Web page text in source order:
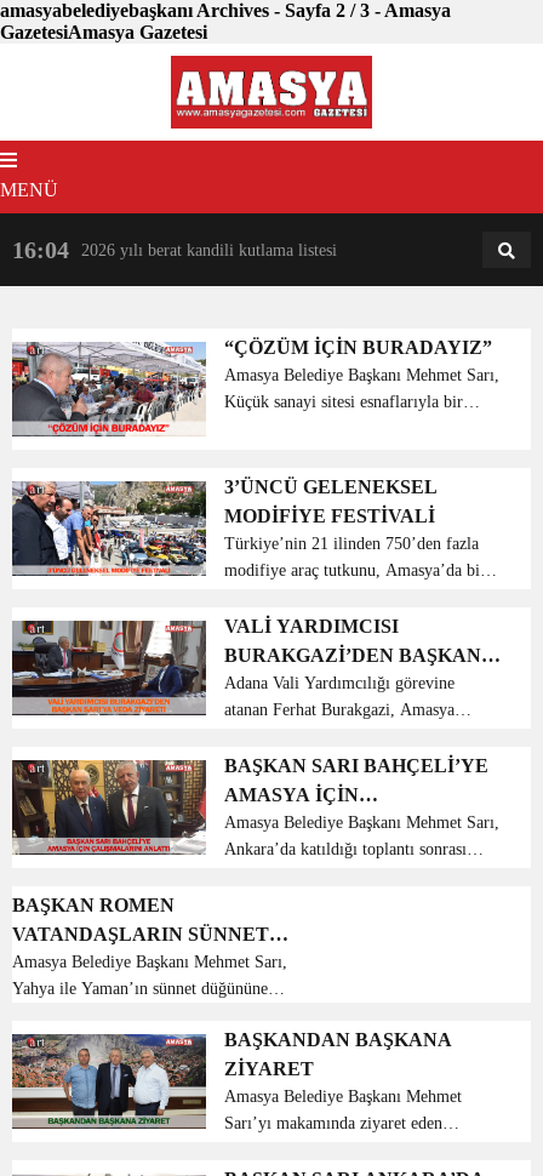
amasyabelediyebaşkanı Archives - Sayfa 2 / 3 - Amasya
GazetesiAmasya Gazetesi
MENÜ
16:04 2026 yılı berat kandili kutlama listesi 18:31
“ÇÖZÜM İÇİN BURADAYIZ”
Amasya Belediye Başkanı Mehmet Sarı,
Küçük sanayi sitesi esnaflarıyla bir
Başkanı Mehmet Sarı, Küçük sanayi
sitesi esnafları i...
3’ÜNCÜ GELENEKSEL
MODİFİYE FESTİVALİ
Türkiye’nin 21 ilinden 750’den fazla
modifiye araç tutkunu, Amasya’da bir
Mehmet Sarı, 3’üncü Geleneksel
Modifiye Festivaline katılarak
gençlerin...
VALİ YARDIMCISI
BURAKGAZİ’DEN BAŞKAN
SARI’YA VEDA ZİYARETİ
Adana Vali Yardımcılığı görevine
atanan Ferhat Burakgazi, Amasya
ziyareti gerçekleştirdi. İçişleri Bakanlığı
kararnamesi ile 5 yıldır yürüttüğü
Amasya Vali Yardımc...
BAŞKAN SARI BAHÇELİ’YE
AMASYA İÇİN
ÇALIŞMALARINI ANLATTI
Amasya Belediye Başkanı Mehmet Sarı,
Ankara’da katıldığı toplantı sonrası
Amasya Belediye Başkanı Mehmet Sarı,
Ankara’da gerçekl...
BAŞKAN ROMEN
VATANDAŞLARIN SÜNNET
DÜĞÜNÜNE KATILDI
Amasya Belediye Başkanı Mehmet Sarı,
Yahya ile Yaman’ın sünnet düğününe
mahallesinde Romen vatandaşların çeri
başı Fikret Sivlim’in torunları Yahya ve
Yaman’ı...
BAŞKANDAN BAŞKANA
ZİYARET
Amasya Belediye Başkanı Mehmet
Sarı’yı makamında ziyaret eden